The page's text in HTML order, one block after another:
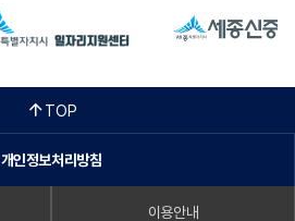
개인정보처리방침
이용안내
TOP